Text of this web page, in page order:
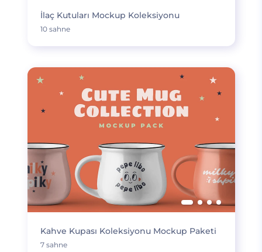
İlaç Kutuları Mockup Koleksiyonu
10 sahne
Kahve Kupası Koleksiyonu Mockup Paketi
7 sahne